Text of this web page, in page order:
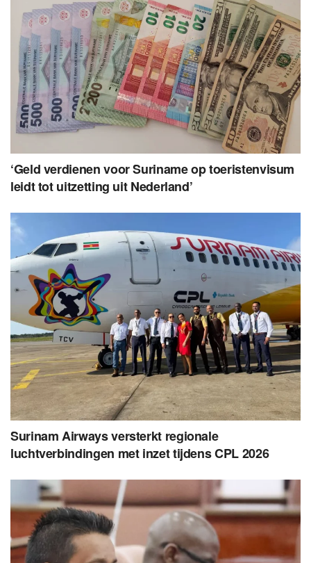
‘Geld verdienen voor Suriname op toeristenvisum
leidt tot uitzetting uit Nederland’
Surinam Airways versterkt regionale
luchtverbindingen met inzet tijdens CPL 2026